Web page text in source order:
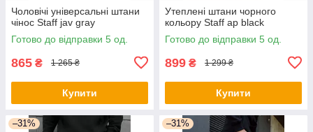
Чоловічі універсальні штани
чінос Staff jav gray
Готово до відправки 5 од.
865 ₴ 1 265 ₴
Купити
Утеплені штани чорного
кольору Staff ap black
Готово до відправки 5 од.
899 ₴ 1 299 ₴
Купити
–31% –31%